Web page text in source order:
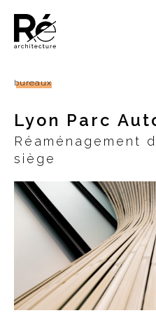
bureaux
Lyon Parc
Réaménagement
siège